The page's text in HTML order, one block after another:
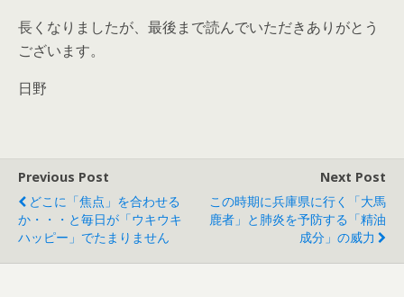
長くなりましたが、最後まで読んでいただきありがとう
ございます。
日野
Previous Post
どこに「焦点」を合わせる
か・・・と毎日が「ウキウキ
ハッピー」でたまりません
Next Post
この時期に兵庫県に行く「大馬
鹿者」と肺炎を予防する「精油
成分」の威力